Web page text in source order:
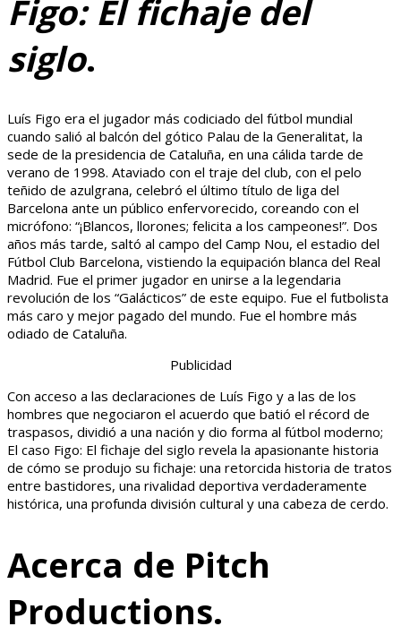
Figo: El fichaje del
siglo.
Luís Figo era el jugador más codiciado del fútbol mundial
cuando salió al balcón del gótico Palau de la Generalitat, la
sede de la presidencia de Cataluña, en una cálida tarde de
verano de 1998. Ataviado con el traje del club, con el pelo
teñido de azulgrana, celebró el último título de liga del
Barcelona ante un público enfervorecido, coreando con el
micrófono: “¡Blancos, llorones; felicita a los campeones!”. Dos
años más tarde, saltó al campo del Camp Nou, el estadio del
Fútbol Club Barcelona, vistiendo la equipación blanca del Real
Madrid. Fue el primer jugador en unirse a la legendaria
revolución de los “Galácticos” de este equipo. Fue el futbolista
más caro y mejor pagado del mundo. Fue el hombre más
odiado de Cataluña.
Publicidad
Con acceso a las declaraciones de Luís Figo y a las de los
hombres que negociaron el acuerdo que batió el récord de
traspasos, dividió a una nación y dio forma al fútbol moderno;
El caso Figo: El fichaje del siglo revela la apasionante historia
de cómo se produjo su fichaje: una retorcida historia de tratos
entre bastidores, una rivalidad deportiva verdaderamente
histórica, una profunda división cultural y una cabeza de cerdo.
Acerca de Pitch
Productions.